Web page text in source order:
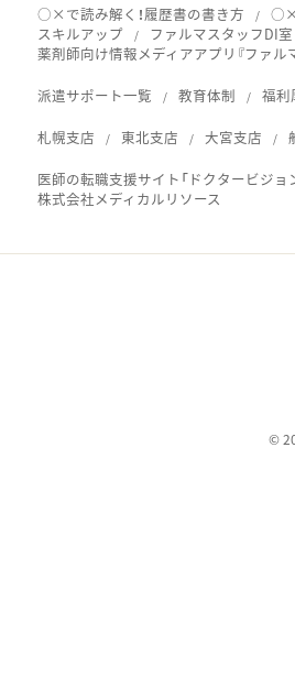
○×で読み解く！履歴書の書き方 ○×
スキルアップ
ファルマスタッフDI室
薬剤師向け情報メディアアプリ『ファルマ
派遣サポート一覧 教育体制 福利
札幌支店 東北支店 大宮支店
医師の転職支援サイト「ドクタービジョ
株式会社メディカルリソース
©